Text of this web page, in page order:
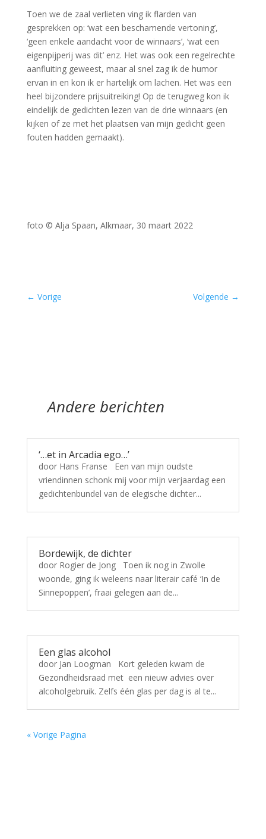
Toen we de zaal verlieten ving ik flarden van
gesprekken op: ‘wat een beschamende vertoning’,
‘geen enkele aandacht voor de winnaars’, ‘wat een
eigenpijperij was dit’ enz. Het was ook een regelrechte
aanfluiting geweest, maar al snel zag ik de humor
ervan in en kon ik er hartelijk om lachen. Het was een
heel bijzondere prijsuitreiking! Op de terugweg kon ik
eindelijk de gedichten lezen van de drie winnaars (en
kijken of ze met het plaatsen van mijn gedicht geen
fouten hadden gemaakt).
foto © Alja Spaan, Alkmaar, 30 maart 2022
← Vorige Volgende →
Andere berichten
‘…et in Arcadia ego…’
door Hans Franse Een van mijn oudste
vriendinnen schonk mij voor mijn verjaardag een
gedichtenbundel van de elegische dichter...
Bordewijk, de dichter
door Rogier de Jong Toen ik nog in Zwolle
woonde, ging ik weleens naar literair café ‘In de
Sinnepoppen’, fraai gelegen aan de...
Een glas alcohol
door Jan Loogman Kort geleden kwam de
Gezondheidsraad met een nieuw advies over
alcoholgebruik. Zelfs één glas per dag is al te...
« Vorige Pagina